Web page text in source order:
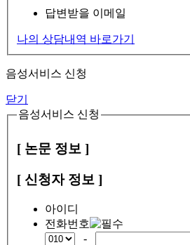
답변받을 이메일
나의 상담내역 바로가기
음성서비스 신청
닫기
음성서비스 신청
[ 논문 정보 ]
[ 신청자 정보 ]
아이디
전화번호
-